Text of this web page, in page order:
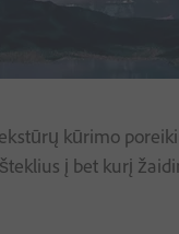
kūrimo
į bet kurį